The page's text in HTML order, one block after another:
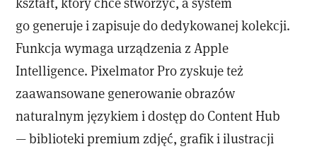
go generuje i zapisuje do dedykowanej kolekcji.
Funkcja wymaga urządzenia z Apple
Intelligence. Pixelmator Pro zyskuje też
zaawansowane generowanie obrazów
naturalnym językiem i dostęp do Content Hub
— biblioteki premium zdjęć, grafik i ilustracji